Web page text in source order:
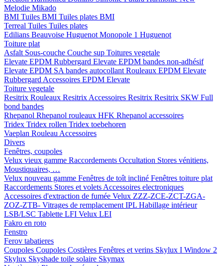
Melodie Mikado
BMI Tuiles BMI Tuiles plates BMI
Terreal Tuiles Tuiles plates
Edilians Beauvoise Huguenot Monopole 1 Huguenot
Toiture plat
Asfalt Sous-couche Couche sup Toitures vegetale
Elevate EPDM Rubbergard Elevate EPDM bandes non-adhésif
Elevate EPDM SA bandes autocollant Rouleaux EPDM Elevate
Rubbergard Accessoires EPDM Elevate
Toiture vegetale
Resitrix Rouleaux Resitrix Accessoires Resitrix Resitrix SKW Full
bond bandes
Rhepanol Rhepanol rouleaux HFK Rhepanol accessoires
Tridex Tridex rollen Tridex toebehoren
Vaeplan Rouleau Accessoires
Divers
Fenêtres, coupoles
Velux vieux gamme Raccordements Occultation Stores vénitiens,
Moustiquaires, …
Velux nouveau gamme Fenêtres de toît incliné Fenêtres toiture plat
Raccordements Stores et volets Accessoires electroniques
Accessoires d'extraction de fumée Velux ZZZ-ZCE-ZCT-ZGA-
ZOZ-ZTB- Vitrages de remplacement IPL Habillage intérieur
LSB/LSC Tablette LFI Velux LEI
Fakro en roto
Fenstro
Ferov tabatieres
Coupoles Coupoles Costières Fenêtres et verins Skylux I Window 2
Skylux Skyshade toile solaire Skymax